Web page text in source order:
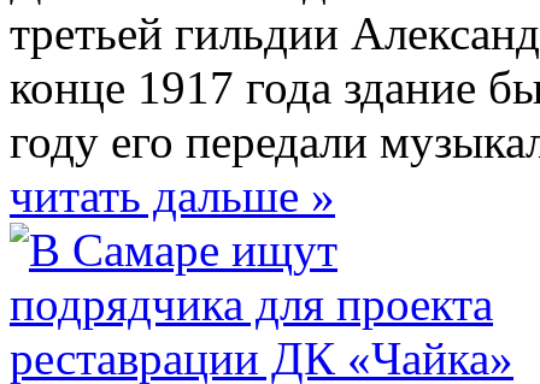
третьей гильдии
конце 1917 года здание
году его передали
читать дальше »